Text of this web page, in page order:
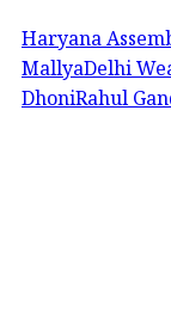
Haryana
MallyaDelhi
DhoniRahul